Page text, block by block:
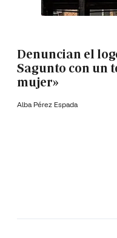
Denuncian el
Sagunto con un
mujer»
Alba Pérez Espada